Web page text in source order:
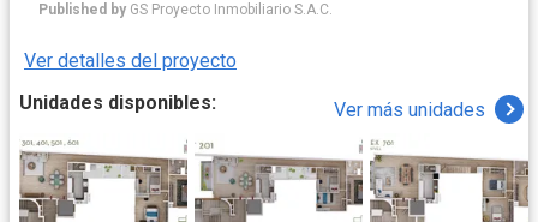
Astete) Este proyecto está rodeado de hermosos parques
distribución funcional en cada nivel, este edificio ofrece una
excelente iluminación y ventilación natural. Cada unidad
inmobiliaria cuenta con sala comedor, baño de visita, terrazas
con zonas de BBQ, opciones de cocina cerrada o abierta con
muebles altos, bajos y tableros de granito y cuarzo, patio
lavandería, cuarto y baño de servicio, estar TV familiar y 3
dormitorios con amplios closets, el principal incluye su propio
Published by GS Proyecto Inmobiliario S.A.C.
Ver detalles del proyecto
Unidades disponibles:
Ver más unidades